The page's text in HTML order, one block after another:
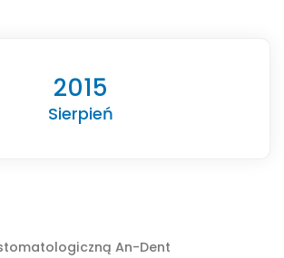
2015
Sierpień
An-Dent